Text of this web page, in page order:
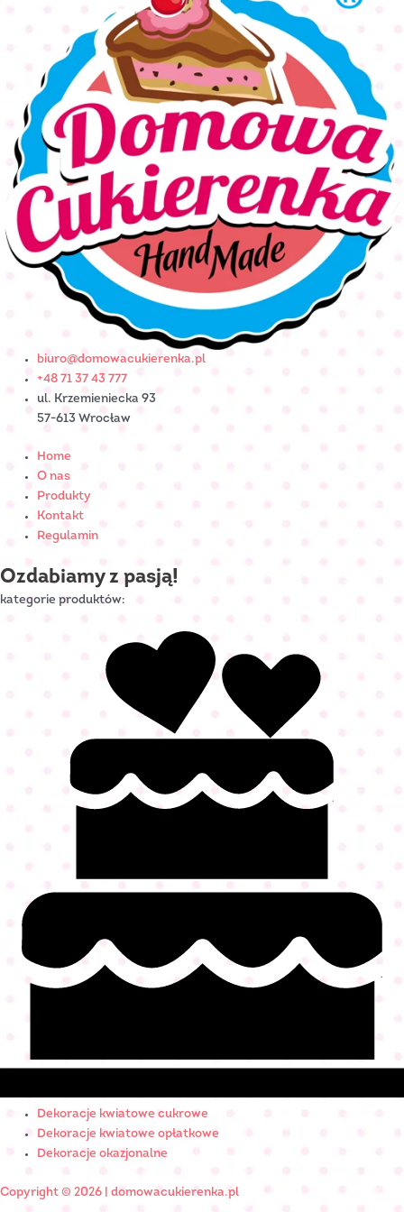
biuro@domowacukierenka.pl
+48 71 37 43 777
ul. Krzemieniecka 93
57-613 Wrocław
Home
O nas
Produkty
Kontakt
Regulamin
Ozdabiamy z pasją!
kategorie produktów:
Dekoracje kwiatowe cukrowe
Dekoracje kwiatowe opłatkowe
Dekoracje okazjonalne
Copyright © 2026 | domowacukierenka.pl